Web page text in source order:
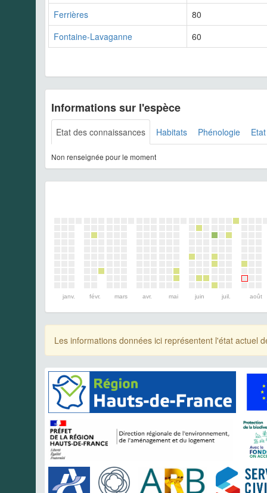
Ferrières
80
Fontaine-Lavaganne
60
Informations sur l'espèce
Etat des connaissances Habitats Phénologie
Non renseignée pour le moment
janv. févr. mars avr. mai juin juil. août
Les informations données ici représentent l'état actuel